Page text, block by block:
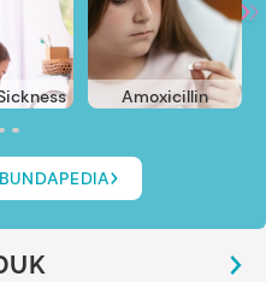
Amoxicillin